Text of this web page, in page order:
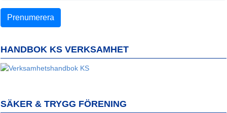
HANDBOK KS VERKSAMHET
SÄKER & TRYGG FÖRENING